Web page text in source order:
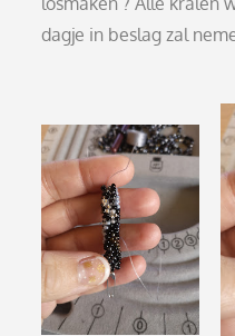
dagje in beslag zal